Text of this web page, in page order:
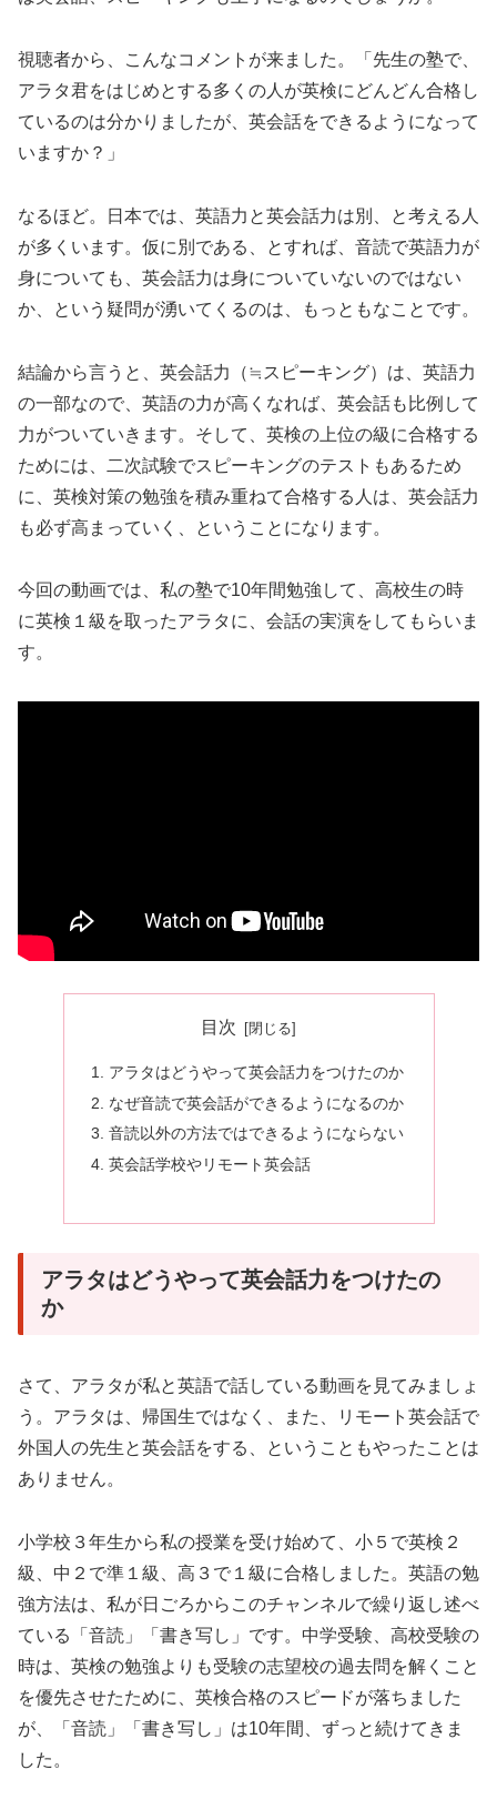
視聴者から、こんなコメントが来ました。「先生の塾で、
アラタ君をはじめとする多くの人が英検にどんどん合格し
ているのは分かりましたが、英会話をできるようになって
いますか？」
なるほど。日本では、英語力と英会話力は別、と考える人
が多くいます。仮に別である、とすれば、音読で英語力が
身についても、英会話力は身についていないのではない
か、という疑問が湧いてくるのは、もっともなことです。
結論から言うと、英会話力（≒スピーキング）は、英語力
の一部なので、英語の力が高くなれば、英会話も比例して
力がついていきます。そして、英検の上位の級に合格する
ためには、二次試験でスピーキングのテストもあるため
に、英検対策の勉強を積み重ねて合格する人は、英会話力
も必ず高まっていく、ということになります。
今回の動画では、私の塾で10年間勉強して、高校生の時
に英検１級を取ったアラタに、会話の実演をしてもらいま
す。
目次
アラタはどうやって英会話力をつけたのか
なぜ音読で英会話ができるようになるのか
音読以外の方法ではできるようにならない
英会話学校やリモート英会話
アラタはどうやって英会話力をつけたの
か
さて、アラタが私と英語で話している動画を見てみましょ
う。アラタは、帰国生ではなく、また、リモート英会話で
外国人の先生と英会話をする、ということもやったことは
ありません。
小学校３年生から私の授業を受け始めて、小５で英検２
級、中２で準１級、高３で１級に合格しました。英語の勉
強方法は、私が日ごろからこのチャンネルで繰り返し述べ
ている「音読」「書き写し」です。中学受験、高校受験の
時は、英検の勉強よりも受験の志望校の過去問を解くこと
を優先させたために、英検合格のスピードが落ちました
が、「音読」「書き写し」は10年間、ずっと続けてきま
した。